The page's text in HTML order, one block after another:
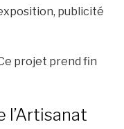
publicité
projet prend fin
l’Artisanat